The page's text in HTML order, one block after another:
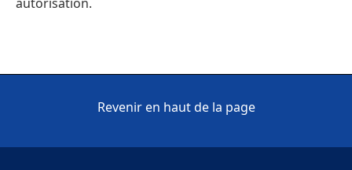
Revenir en haut de la page